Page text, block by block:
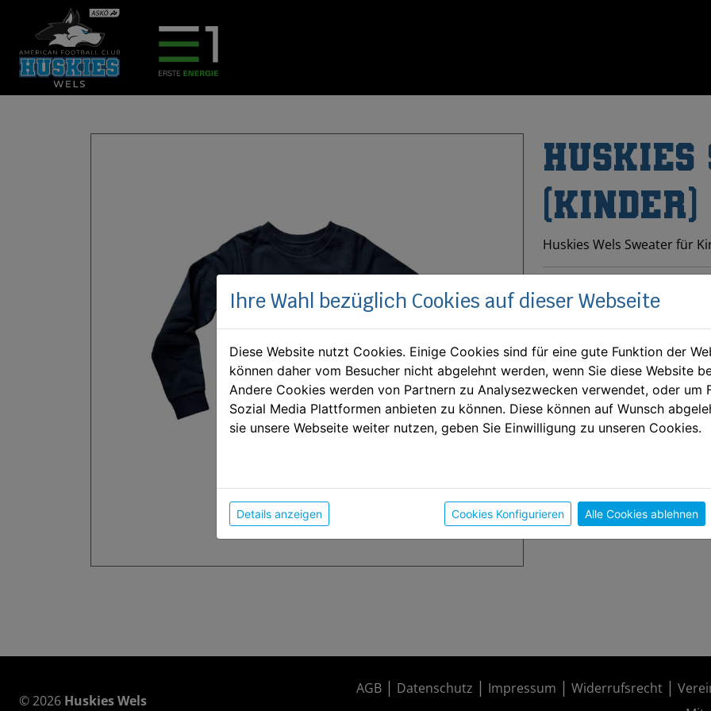
(Kinder)
Huskies Wels Sweater für
Größe auswählen:
© 2026 Huskies Wels
AGB Datenschutz Impressum Widerrufsrecht
Ihre Wahl bezüglich Cookies auf dieser Webseite
Diese Website nutzt Cookies. Einige Cookies sind für eine gute Funktion der
können daher vom Besucher nicht abgelehnt werden, wenn Sie diese Website
Andere Cookies werden von Partnern zu Analysezwecken verwendet, oder um
Sozial Media Plattformen anbieten zu können. Diese können auf Wunsch
sie unsere Webseite weiter nutzen, geben Sie Einwilligung zu unseren Cookies.
Details anzeigen Cookies Konfigurieren Alle Cookies ablehnen